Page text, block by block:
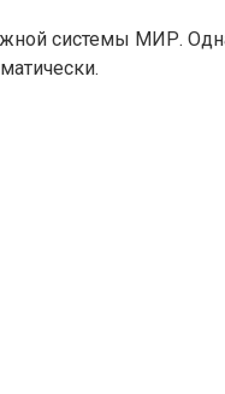
системы МИР.